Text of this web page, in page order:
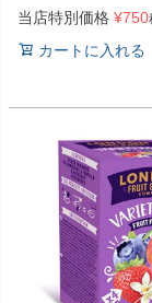
当店特別価格 ¥750
カートに入れる